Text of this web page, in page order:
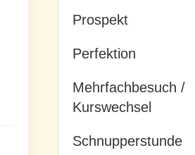
Prospekt
Perfektion
Mehrfachbesuch /
Kurswechsel
Schnupperstunde